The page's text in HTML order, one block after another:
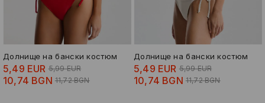
Долнище на бански костюм
5,49 EUR 5,99 EUR
10,74 BGN 11,72 BGN
Долнище на бански костюм
5,49 EUR 5,99 EUR
10,74 BGN 11,72 BGN